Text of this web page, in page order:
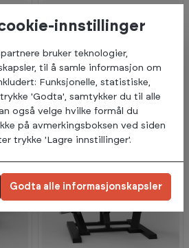
990,-
4
Spirit
Bestillingsvare
innstillinger
bruker teknologier,
til å samle informasjon om
Funksjonelle, statistiske,
'Godta', samtykker du til alle
også velge hvilke formål du
på avmerkingsboksen ved siden
trykke 'Lagre innstillinger'.
Godta alle informasjonskapsler